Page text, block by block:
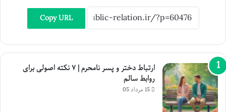
Copy URL
ارتباط دختر و پسر نامحرم | ۷ نکته اصولی برای
روابط سالم
15 مرداد 05